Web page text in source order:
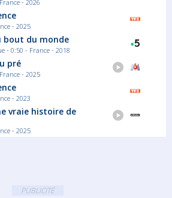
Camping Paradis, parmi les vacanciers,
Série/Feuilleton Comédie
Paradis
18 épisode 2
Saison 19 épisode 1
- 2026
- 2025
bout du monde
- 0:50 - France - 2018
pré
- 2025
- 2023
vraie histoire de
- 2025
PUBLICITÉ